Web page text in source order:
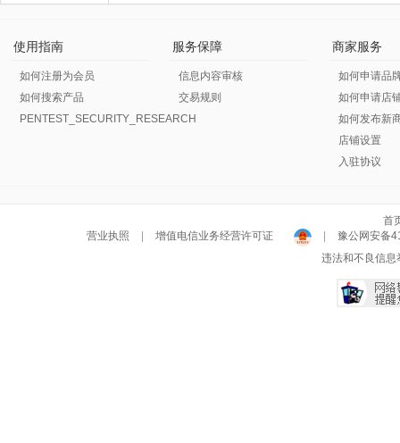
使用指南
如何注册为会员
如何搜索产品
PENTEST_SECURITY_RESEARCH
服务保障
信息内容审核
交易规则
商家服务
如何申请品
如何申请店
如何发布新
店铺设置
入驻协议
首
营业执照
增值电信业务经营许可证
豫公网安备
违法和不良信